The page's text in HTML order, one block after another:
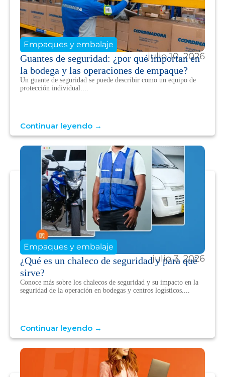
julio 10, 2026
Empaques y embalaje
Guantes de seguridad: ¿por qué importan en
la bodega y las operaciones de empaque?
Un guante de seguridad se puede describir como un equipo de
protección individual....
Continuar leyendo →
julio 3, 2026
Empaques y embalaje
¿Qué es un chaleco de seguridad y para qué
sirve?
Conoce más sobre los chalecos de seguridad y su impacto en la
seguridad de la operación en bodegas y centros logísticos....
Continuar leyendo →